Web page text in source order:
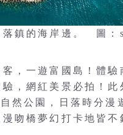
落鎮的海岸邊。 圖
，一遊富國島！體
，網紅美景必拍！
然公園，日落時分漫
吻橋夢幻打卡地皆不